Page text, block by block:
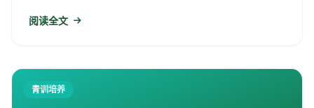
阅读全文
青训培养